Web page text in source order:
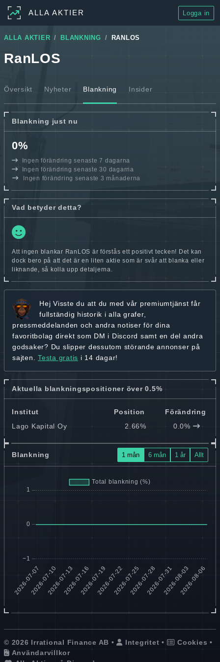
ALLA AKTIER Logga in
ALLA AKTIER BLANKNING RANLOS
RanLOS
Översikt Nyheter Blankning Insider
Blankning just nu
0%
Ingen förändring senaste 7 dagarna
Ingen förändring senaste 30 dagarna
Ingen förändring senaste 3 månaderna
Vad betyder detta?
Att ingen blankar RanLOS är förstås ett positivt tecken! Det kan
dock bero på att det är en liten aktie som är svår att blanka eller
liknande, så kolla upp detaljerna.
Hej Visste du att du med vår premiumtjänst får
fullständig historik i alla grafer,
pressmeddelanden och andra notiser för dina
favoritbolag direkt som DM i Discord samt en del andra
godsaker? Du slipper dessutom störande annonser på
sajten. Testa gratis i 14 dagar!
Aktuella blankningspositioner över 0.5%
Institut Position
Förändring
Lago Kapital Oy
2.66% 0.0%
Blankning 1 mån 6 mån 1 år Allt
© 2026 Irrational Finance AB • Integritet • Cookies •
Användarvillkor